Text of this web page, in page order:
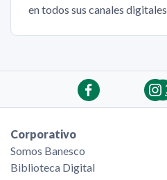
en todos sus canales digitales.
Corporativo
Somos Banesco
Biblioteca Digital